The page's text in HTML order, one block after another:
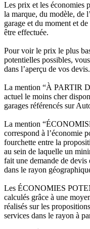
Les prix et les économies
la marque, du modèle, de
garage et du moment et
être effectuée.
Pour voir le prix le plus
potentielles possibles,
dans l’aperçu de vos devis.
La mention “À PARTIR
actuel le moins cher
garages référencés sur
La mention
correspond à l’économie
fourchette entre la
au sein de laquelle un
fait une demande de
dans le rayon
Les ÉCONOMIES
calculés grâce à une
réalisés sur les
services dans le rayon à